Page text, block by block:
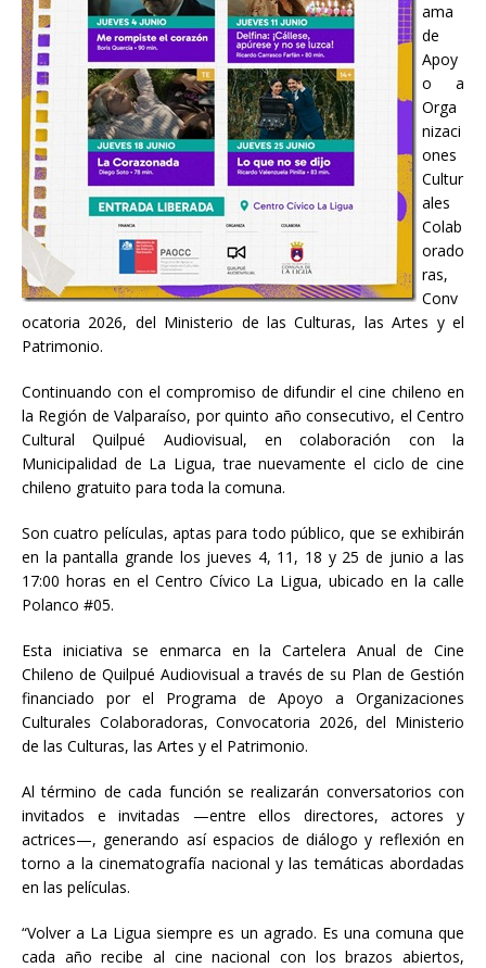
ama
de
Apoy
o a
Orga
nizaci
ones
Cultur
ales
Colab
orado
ras,
Conv
ocatoria 2026, del Ministerio de las Culturas, las Artes y el
Patrimonio.
Continuando con el compromiso de difundir el cine chileno en
la Región de Valparaíso, por quinto año consecutivo, el Centro
Cultural Quilpué Audiovisual, en colaboración con la
Municipalidad de La Ligua, trae nuevamente el ciclo de cine
chileno gratuito para toda la comuna.
Son cuatro películas, aptas para todo público, que se exhibirán
en la pantalla grande los jueves 4, 11, 18 y 25 de junio a las
17:00 horas en el Centro Cívico La Ligua, ubicado en la calle
Polanco #05.
Esta iniciativa se enmarca en la Cartelera Anual de Cine
Chileno de Quilpué Audiovisual a través de su Plan de Gestión
financiado por el Programa de Apoyo a Organizaciones
Culturales Colaboradoras, Convocatoria 2026, del Ministerio
de las Culturas, las Artes y el Patrimonio.
Al término de cada función se realizarán conversatorios con
invitados e invitadas —entre ellos directores, actores y
actrices—, generando así espacios de diálogo y reflexión en
torno a la cinematografía nacional y las temáticas abordadas
en las películas.
“Volver a La Ligua siempre es un agrado. Es una comuna que
cada año recibe al cine nacional con los brazos abiertos,